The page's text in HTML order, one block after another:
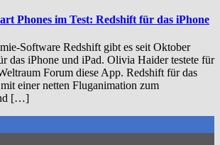
Phones im Test: Redshift für das iPhone
Software Redshift gibt es seit Oktober
das iPhone und iPad. Olivia Haider testete für
Forum diese App. Redshift für das
einer netten Fluganimation zum
[…]